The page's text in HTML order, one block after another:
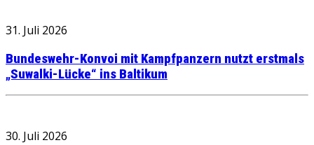
31. Juli 2026
Bundeswehr-Konvoi mit Kampfpanzern nutzt erstmals
„Suwalki-Lücke“ ins Baltikum
30. Juli 2026